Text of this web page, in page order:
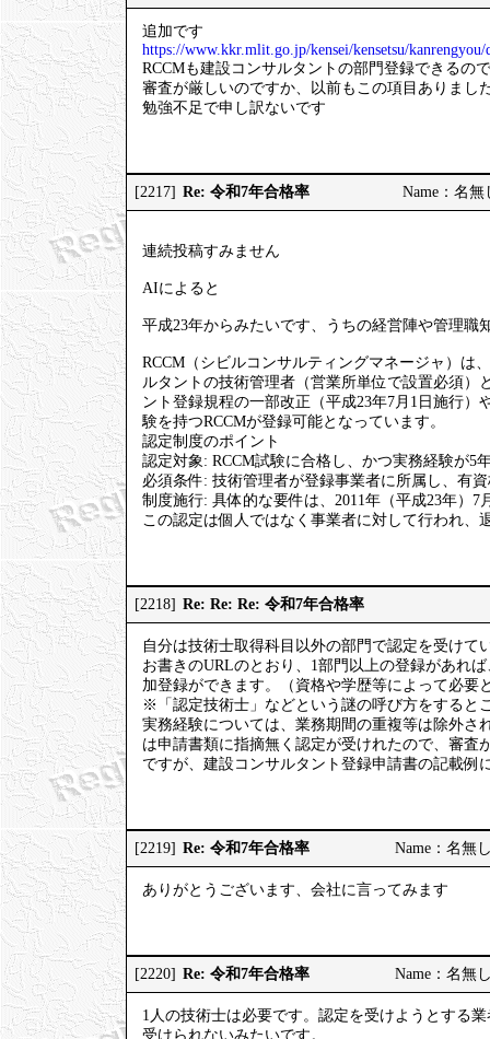
追加です
https://www.kkr.mlit.go.jp/kensei/kensetsu/
RCCMも建設コンサルタントの部門登録できるの
審査が厳しいのですか、以前もこの項目ありまし
勉強不足で申し訳ないです
[2217] Re: 令和7年合格率 Name：名
連続投稿すみません
AIによると
平成23年からみたいです、うちの経営陣や管理職
RCCM（シビルコンサルティングマネージャ）は
ルタントの技術管理者（営業所単位で設置必須
ント登録規程の一部改正（平成23年7月1日施行）
験を持つRCCMが登録可能となっています。
認定制度のポイント
認定対象: RCCM試験に合格し、かつ実務経験が5
必須条件: 技術管理者が登録事業者に所属し、有
制度施行: 具体的な要件は、2011年（平成23年）
この認定は個人ではなく事業者に対して行われ、
[2218] Re: Re: Re: 令和7年合格率
自分は技術士取得科目以外の部門で認定を受けて
お書きのURLのとおり、1部門以上の登録があれ
加登録ができます。（資格や学歴等によって必要
※「認定技術士」などという謎の呼び方をすると
実務経験については、業務期間の重複等は除外さ
は申請書類に指摘無く認定が受けれたので、審査
ですが、建設コンサルタント登録申請書の記載
[2219] Re: 令和7年合格率 Name：名無
ありがとうございます、会社に言ってみます
[2220] Re: 令和7年合格率 Name：名無
1人の技術士は必要です。認定を受けようとする
受けられないみたいです。